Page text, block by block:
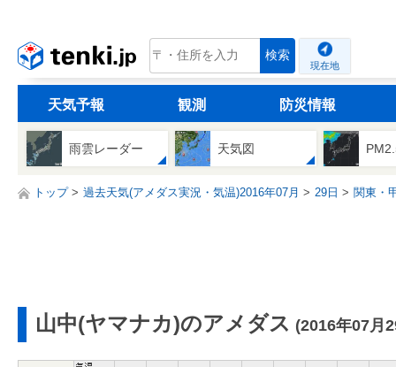
tenki.jp 検索
現在地
天気予報 観測 防災情報
雨雲レーダー 天気図
トップ 過去天気(アメダス実況・気温)2016年07月 29日 関東・
山中(ヤマナカ)のアメダス (2016年07月